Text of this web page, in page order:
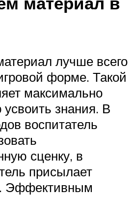
лучше всего
форме. Такой
максимально
усвоить знания. В
воспитатель
сценку, в
присылает
Эффективным